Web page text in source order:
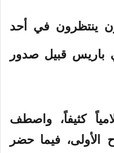
ينتظرون في أحد
باريس قبيل صدور
كثيفاً، واصطف
الأولى، فيما حضر